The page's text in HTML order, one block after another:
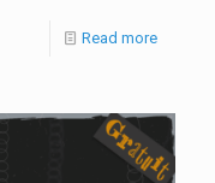
Read more